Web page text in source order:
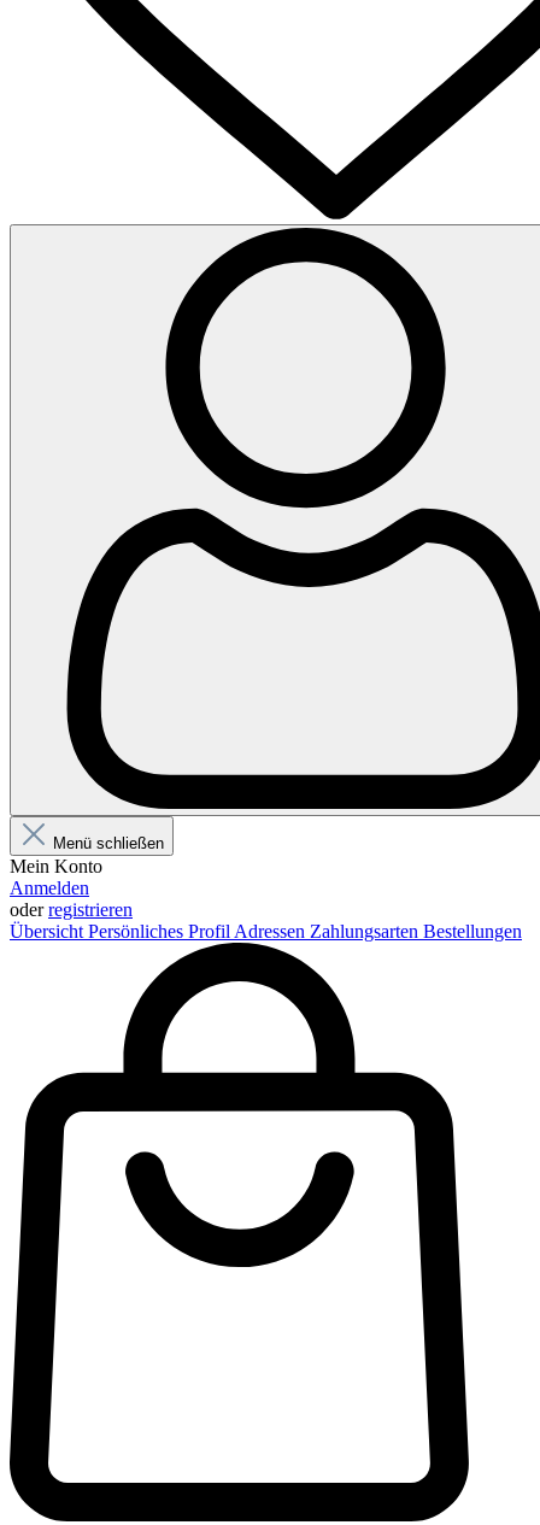
Menü schließen
Mein Konto
Anmelden
oderregistrieren
Übersicht Persönliches Profil Adressen Zahlungsarten Bestellungen